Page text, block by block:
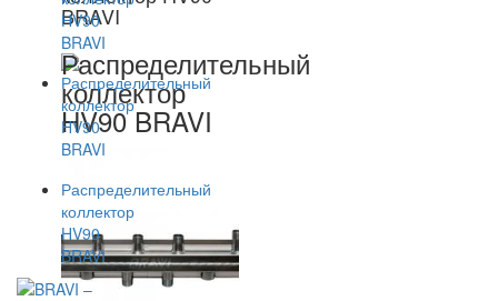
BRAVI
Распределительный
коллектор
HV90 BRAVI